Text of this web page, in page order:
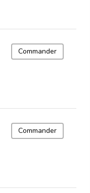
Commander
Commander